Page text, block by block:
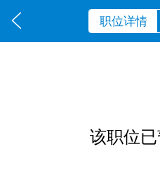
职位详情
该职位